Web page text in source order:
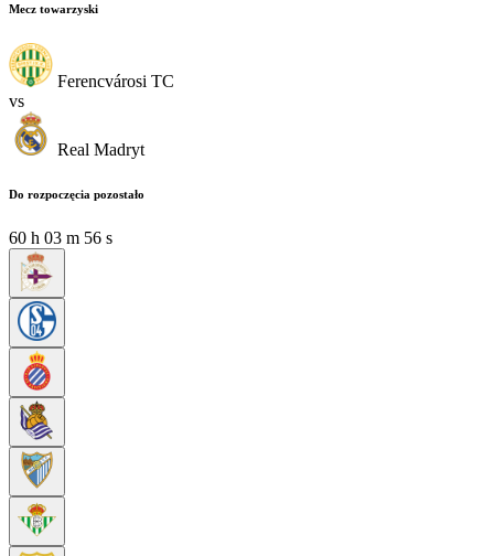
Mecz towarzyski
Ferencvárosi TC
vs
Real Madryt
Do rozpoczęcia pozostało
60 h 03 m 54 s